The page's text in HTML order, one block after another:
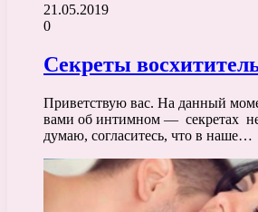
21.05.2019
0
Секреты
Приветствую вас. На данный
вами об интимном — секретах
думаю, согласитесь, что в наше…